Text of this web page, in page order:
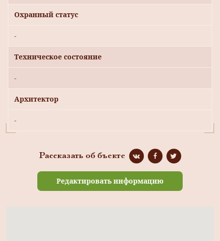
Охранный статус
-
Техническое состояние
-
Архитектор
-
Рассказать об бъекте
Редактировать информацию